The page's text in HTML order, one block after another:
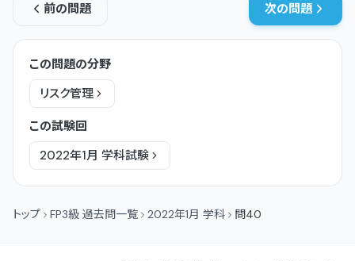
前の問題 次の問題
この問題の分野
リスク管理
この試験回
2022年1月 学科試験
トップ FP3級 過去問一覧 2022年1月 学科 問40